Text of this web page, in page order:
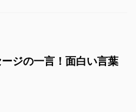
ジの一言！面白い言葉